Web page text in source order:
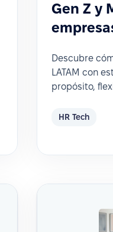
Gen Z y
Descubre
LATAM con
propósito,
HR Tech